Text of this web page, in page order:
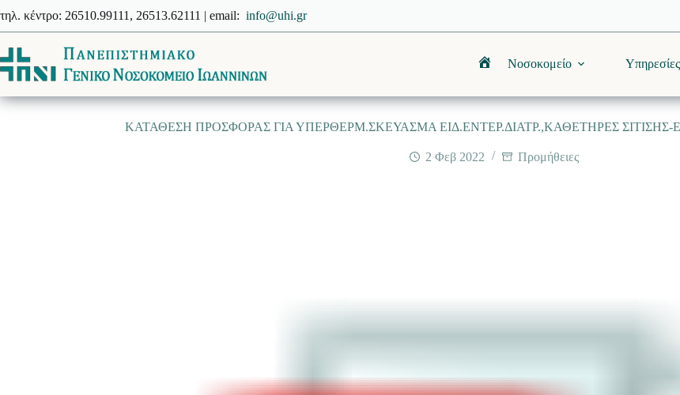
στο
περιεχόμενο
τηλ. κέντρο: 26510.99111, 26513.62111 | email: info@uhi.gr
ΑρχικήΝοσοκομείο Υπηρεσίες
ΚΑΤΑΘΕΣΗ ΠΡΟΣΦΟΡΑΣ ΓΙΑ ΥΠΕΡΘΕΡΜ.ΣΚΕΥΑΣΜΑ ΕΙΔ.ΕΝΤΕΡ.ΔΙΑΤΡ.,ΚΑΘΕΤΗΡΕΣ ΣΙΤΙΣΗΣ-
2 Φεβ 2022 Προμήθειες